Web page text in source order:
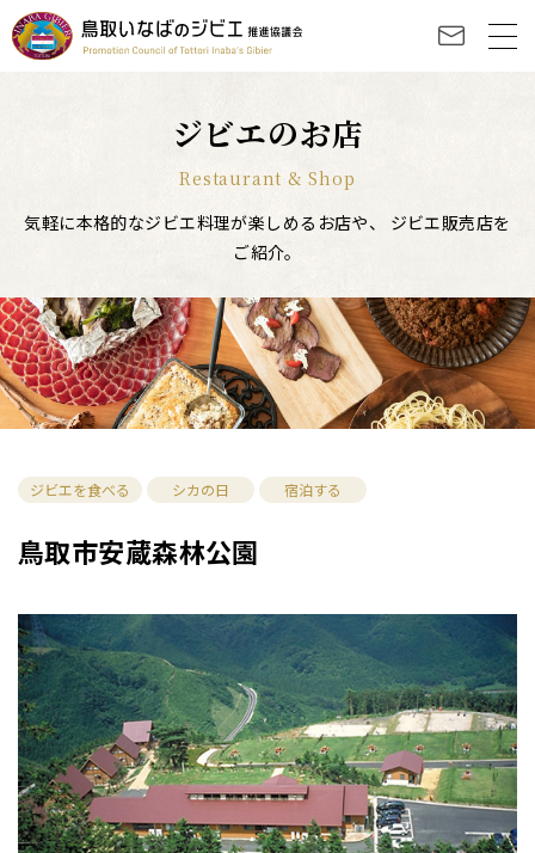
ジビエのお店
Restaurant & Shop
気軽に本格的なジビエ料理が楽しめるお店や、 ジビエ販売店を
ご紹介。
ジビエを食べる シカの日 宿泊する
鳥取市安蔵森林公園